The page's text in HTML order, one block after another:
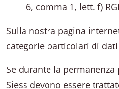
6, comma 1, lett. f)
Sulla nostra pagina
categorie particolari di
Se durante la permanenza
Siess devono essere